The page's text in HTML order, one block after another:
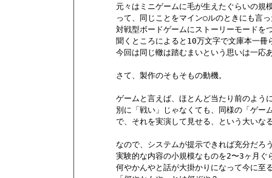
元々はミニゲームに毛が生えたぐらいの規
って、同じことをマイン○ルのときにも言っ
対戦型ボードゲームにストーリーモードを
聞くところによると10万文字で文庫本一冊
今回は同じ轍は踏むまいという思いは一応
        さて、製作のそもそもの動機。
ゲームと言えば、ほとんど当たり前のよう
別に「戦い」じゃなくても、同様の「ゲー
で、それを実演して見せる、という大いな
なので、システムが提示できれば充分だろ
実験的な内容の小規模なものを2〜3ヶ月ぐ
何やかんやと話が大掛かりになって今に至